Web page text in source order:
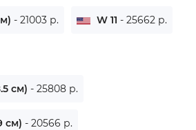
- 21003 р. W 11 - 25662 р.
см) - 25808 р.
см) - 20566 р.